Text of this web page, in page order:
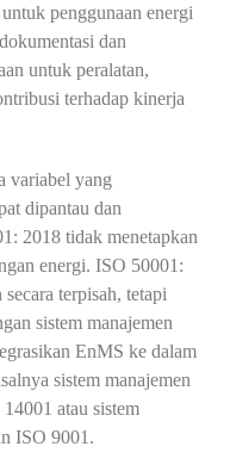
penggunaan energi
dan
untuk peralatan,
terhadap kinerja
variabel yang
dipantau dan
2018 tidak menetapkan
energi. ISO 50001:
terpisah, tetapi
sistem manajemen
EnMS ke dalam
sistem manajemen
atau sistem
ISO 9001.